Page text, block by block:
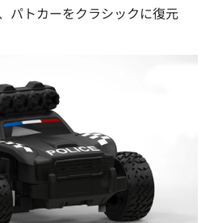
パトカーをクラシックに復元